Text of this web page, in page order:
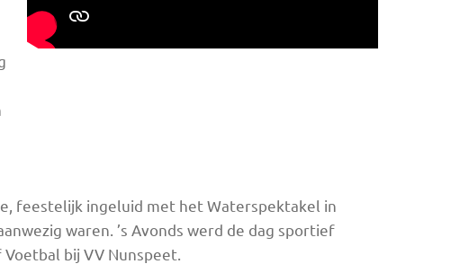
feestelijk ingeluid met het Waterspektakel in
waren. ’s Avonds werd de dag sportief
bij VV Nunspeet.